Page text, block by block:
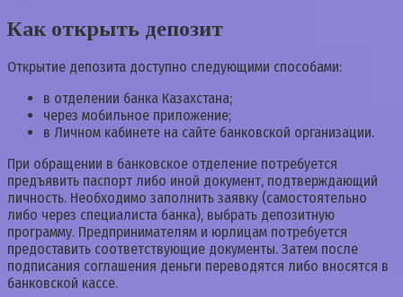
Как открыть депозит
Открытие депозита доступно следующими способами:
в отделении банка Казахстана;
через мобильное приложение;
в Личном кабинете на сайте банковской организации.
При обращении в банковское отделение потребуется
предъявить паспорт либо иной документ, подтверждающий
личность. Необходимо заполнить заявку (самостоятельно
либо через специалиста банка), выбрать депозитную
программу. Предпринимателям и юрлицам потребуется
предоставить соответствующие документы. Затем после
подписания соглашения деньги переводятся либо вносятся в
банковской кассе.